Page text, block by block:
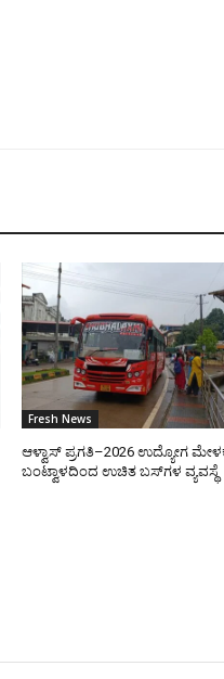
Fresh News
ಆಳ್ವಾಸ್ ಪ್ರಗತಿ–2026 ಉದ್ಯೋಗ
ಬಂಟ್ವಾಳದಿಂದ ಉಚಿತ ಬಸ್‌ಗಳ ವ್ಯವಸ್ಥೆ